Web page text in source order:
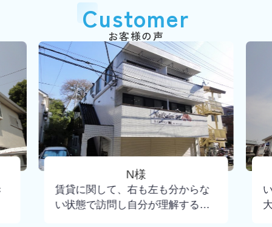
Customer
お客様の声
N様
賃貸に関して、右も左も分からな
い状態で訪問し自分が理解するま